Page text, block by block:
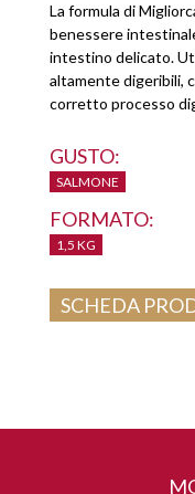
La formula di
benessere
intestino delicato.
altamente digeribili,
corretto processo
GUSTO:
SALMONE
FORMATO:
1,5 KG
SCHEDA